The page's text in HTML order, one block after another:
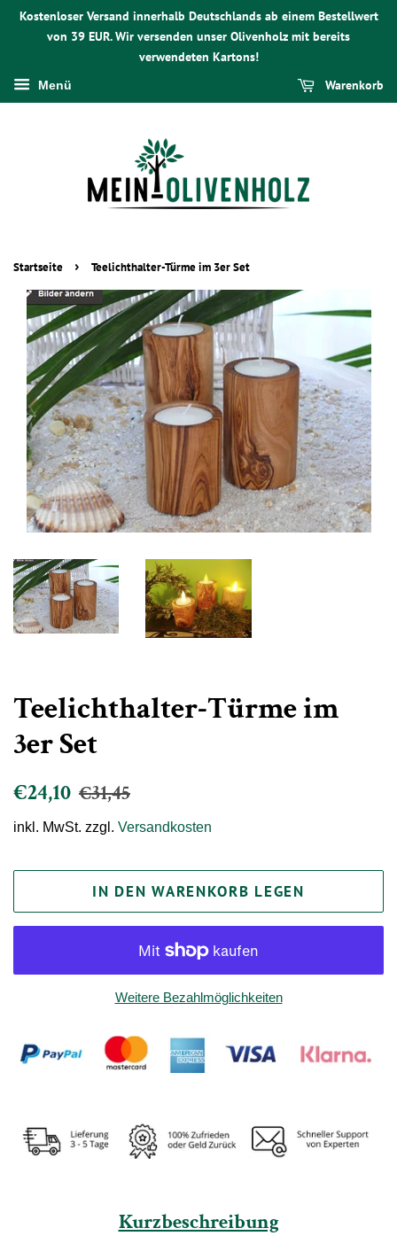
Kostenloser Versand innerhalb Deutschlands ab einem Bestellwert
von 39 EUR. Wir versenden unser Olivenholz mit bereits
verwendeten Kartons!
Menü Warenkorb
Startseite › Teelichthalter-Türme im 3er Set
Teelichthalter-Türme im
3er Set
Normaler
€24,10 Sonderpreis
€31,45
inkl. MwSt. zzgl. Versandkosten
IN DEN WARENKORB LEGEN
Weitere Bezahlmöglichkeiten
Kurzbeschreibung